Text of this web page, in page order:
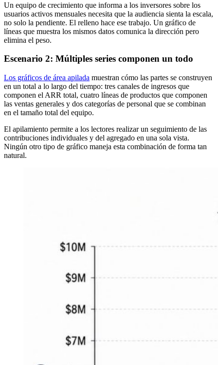
Un equipo de crecimiento que informa a los inversores sobre los
usuarios activos mensuales necesita que la audiencia sienta la escala,
no solo la pendiente. El relleno hace ese trabajo. Un gráfico de
líneas que muestra los mismos datos comunica la dirección pero
elimina el peso.
Escenario 2: Múltiples series componen un todo
Los gráficos de área apilada muestran cómo las partes se construyen
en un total a lo largo del tiempo: tres canales de ingresos que
componen el ARR total, cuatro líneas de productos que componen
las ventas generales y dos categorías de personal que se combinan
en el tamaño total del equipo.
El apilamiento permite a los lectores realizar un seguimiento de las
contribuciones individuales y del agregado en una sola vista.
Ningún otro tipo de gráfico maneja esta combinación de forma tan
natural.